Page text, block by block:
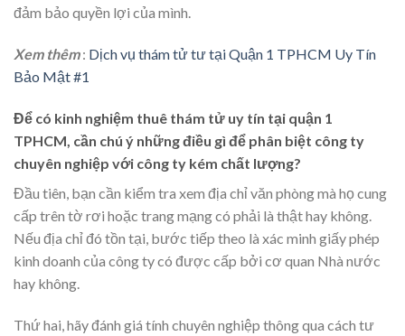
đảm bảo quyền lợi của mình.
Xem thêm: Dịch vụ thám tử tư tại Quận 1 TPHCM Uy Tín
Bảo Mật #1
Để có kinh nghiệm thuê thám tử uy tín tại quận 1
TPHCM, cần chú ý những điều gì để phân biệt công ty
chuyên nghiệp với công ty kém chất lượng?
Đầu tiên, bạn cần kiểm tra xem địa chỉ văn phòng mà họ cung
cấp trên tờ rơi hoặc trang mạng có phải là thật hay không.
Nếu địa chỉ đó tồn tại, bước tiếp theo là xác minh giấy phép
kinh doanh của công ty có được cấp bởi cơ quan Nhà nước
hay không.
Thứ hai, hãy đánh giá tính chuyên nghiệp thông qua cách tư